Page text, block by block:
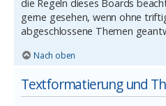
die Regeln dieses Boards
gerne gesehen, wenn ohne
abgeschlossene Themen
Nach oben
Textformatierung und